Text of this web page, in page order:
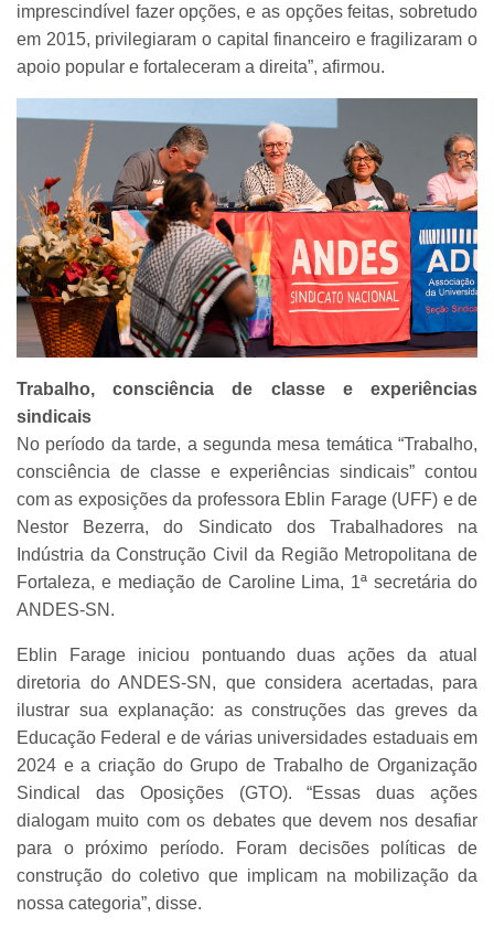
imprescindível fazer opções, e as opções feitas, sobretudo
em 2015, privilegiaram o capital financeiro e fragilizaram o
apoio popular e fortaleceram a direita”, afirmou.
Trabalho, consciência de classe e experiências
sindicais
No período da tarde, a segunda mesa temática “Trabalho,
consciência de classe e experiências sindicais” contou
com as exposições da professora Eblin Farage (UFF) e de
Nestor Bezerra, do Sindicato dos Trabalhadores na
Indústria da Construção Civil da Região Metropolitana de
Fortaleza, e mediação de Caroline Lima, 1ª secretária do
ANDES-SN.
Eblin Farage iniciou pontuando duas ações da atual
diretoria do ANDES-SN, que considera acertadas, para
ilustrar sua explanação: as construções das greves da
Educação Federal e de várias universidades estaduais em
2024 e a criação do Grupo de Trabalho de Organização
Sindical das Oposições (GTO). “Essas duas ações
dialogam muito com os debates que devem nos desafiar
para o próximo período. Foram decisões políticas de
construção do coletivo que implicam na mobilização da
nossa categoria”, disse.